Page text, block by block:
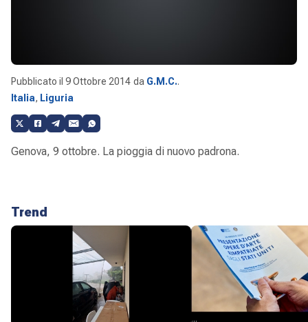
Pubblicato il 9 Ottobre 2014 da G.M.C..
Italia, Liguria
Genova, 9 ottobre. La pioggia di nuovo padrona.
Trend